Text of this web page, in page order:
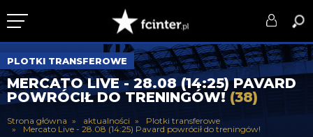
KLUB
DRUŻYNA
SERIE A
PLOTKI TRANSFEROWE
MERCATO LIVE - 28.08 (14:25) PAVARD
POWRÓCIŁ DO TRENINGÓW! (38)
Strona główna aktualności
Plotki transferowe
Mercato Live - 28.08 (14:25) Pavard powrócił do treningów!